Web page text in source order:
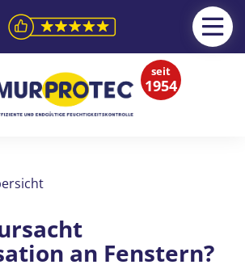
seit
1954
an Fenstern?